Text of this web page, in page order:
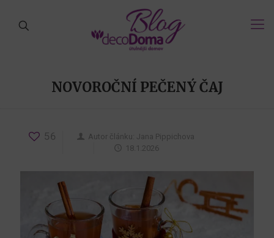
NOVOROČNÍ PEČENÝ ČAJ
56 Autor článku: Jana Pippichova
18.1.2026